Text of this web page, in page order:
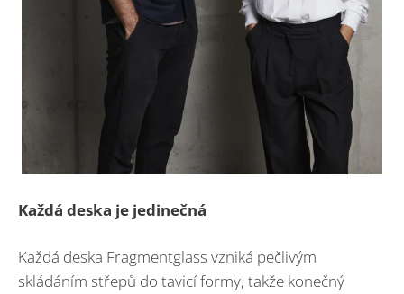
Každá deska je jedinečná
Každá deska Fragmentglass vzniká pečlivým
skládáním střepů do tavicí formy, takže konečný